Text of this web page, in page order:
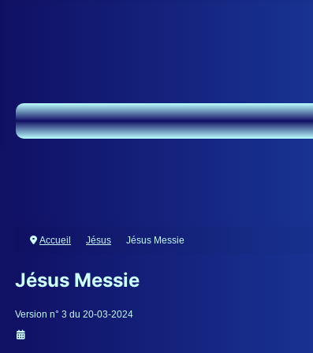
Accueil Jésus Jésus Messie
Jésus Messie
Détails
Version n° 3 du 20-03-2024